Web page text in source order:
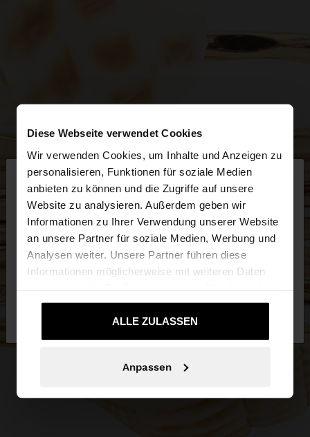
Diese Webseite verwendet Cookies
Wir verwenden Cookies, um Inhalte und Anzeigen zu
personalisieren, Funktionen für soziale Medien
anbieten zu können und die Zugriffe auf unsere
Website zu analysieren. Außerdem geben wir
Informationen zu Ihrer Verwendung unserer Website
an unsere Partner für soziale Medien, Werbung und
Analysen weiter. Unsere Partner führen diese
Informationen möglicherweise mit weiteren Daten
die sie im Rahmen Ihrer Nutzung der Dienste
gesammelt haben.ALLE ZULASSEN
Anpassen
hallo
Sie greifen von Luxembourg auf die Website zu.
Möchten Sie unsere United States Website
Luxembourg
Ja, bringen Sie mich
zu United States